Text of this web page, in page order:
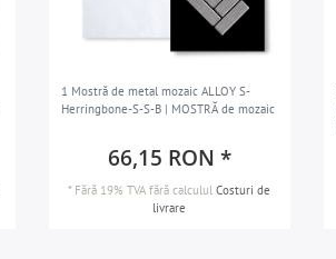
1 Mostră de metal mozaic ALLOY S-
Herringbone-S-S-B | MOSTRĂ de mozaic
66,15 RON *
* Fără 19% TVA fără calcululCosturi de
livrare